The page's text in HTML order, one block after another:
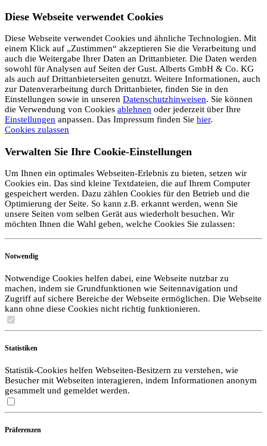
Diese Webseite verwendet Cookies
Diese Webseite verwendet Cookies und ähnliche Technologien. Mit
einem Klick auf „Zustimmen“ akzeptieren Sie die Verarbeitung und
auch die Weitergabe Ihrer Daten an Drittanbieter. Die Daten werden
sowohl für Analysen auf Seiten der Gust. Alberts GmbH & Co. KG
als auch auf Drittanbieterseiten genutzt. Weitere Informationen, auch
zur Datenverarbeitung durch Drittanbieter, finden Sie in den
Einstellungen sowie in unseren Datenschutzhinweisen. Sie können
die Verwendung von Cookies ablehnen oder jederzeit über Ihre
Einstellungen anpassen. Das Impressum finden Sie hier.
Cookies zulassen
Verwalten Sie Ihre Cookie-Einstellungen
Um Ihnen ein optimales Webseiten-Erlebnis zu bieten, setzen wir
Cookies ein. Das sind kleine Textdateien, die auf Ihrem Computer
gespeichert werden. Dazu zählen Cookies für den Betrieb und die
Optimierung der Seite. So kann z.B. erkannt werden, wenn Sie
unsere Seiten vom selben Gerät aus wiederholt besuchen. Wir
möchten Ihnen die Wahl geben, welche Cookies Sie zulassen:
Notwendig
Notwendige Cookies helfen dabei, eine Webseite nutzbar zu
machen, indem sie Grundfunktionen wie Seitennavigation und
Zugriff auf sichere Bereiche der Webseite ermöglichen. Die Webseite
kann ohne diese Cookies nicht richtig funktionieren.
Statistiken
Statistik-Cookies helfen Webseiten-Besitzern zu verstehen, wie
Besucher mit Webseiten interagieren, indem Informationen anonym
gesammelt und gemeldet werden.
Präferenzen